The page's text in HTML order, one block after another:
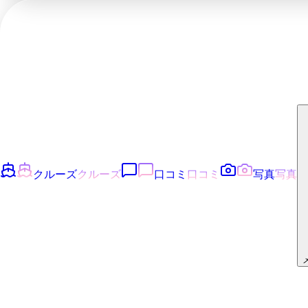
クルーズクルーズ 口コミ 口コミ 写真写真